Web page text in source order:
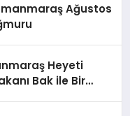
Ağustos
Heyeti
Bak ile Bir